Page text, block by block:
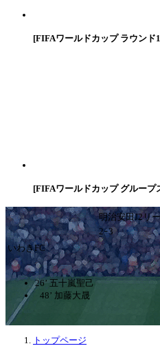
[FIFAワールドカップ ラウンド
[FIFAワールドカップ グループ
明治安田J2リ
2ｰ3
いわきFC
26’ 五十嵐聖己
48’ 加藤大晟
トップページ